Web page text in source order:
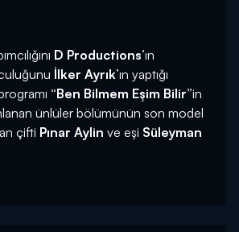
D Productions’ın
İlker Ayrık’ın yaptığı
“Ben Bilmem Eşim Bilir”in
ünlüler bölümünün son model
çifti Pınar Aylin ve eşi Süleyman